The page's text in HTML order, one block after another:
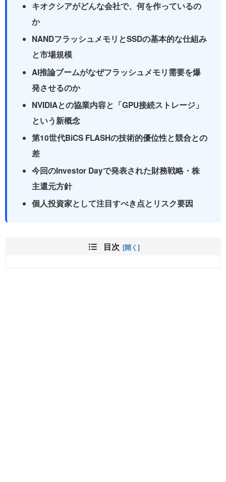
キオクシアがどんな会社で、何を作っているの
か
NANDフラッシュメモリとSSDの基本的な仕組み
と市場規模
AI推論ブームがなぜフラッシュメモリ需要を爆
発させるのか
NVIDIAとの協業内容と「GPU接続ストレージ」
という新概念
第10世代BiCS FLASHの技術的優位性と競合との
差
今回のInvestor Dayで発表された財務戦略・株
主還元方針
個人投資家として注目すべき点とリスク要因
目次